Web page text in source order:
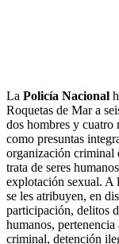
La Policía Nacional
Roquetas de Mar a
dos hombres y
como presuntas
organización criminal
trata de seres
explotación sexual. A
se les atribuyen, en
participación, delitos
humanos,
criminal, detención